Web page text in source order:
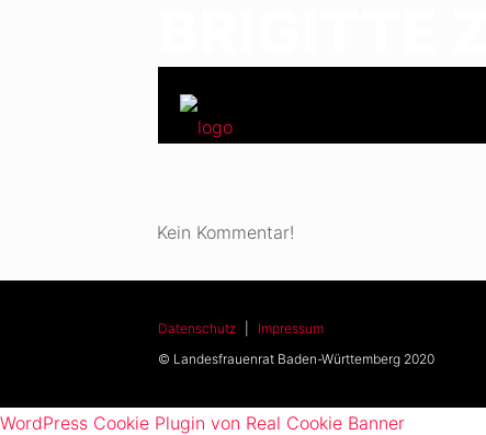
Kein Kommentar!
Datenschutz
Impressum
© Landesfrauenrat Baden-Württemberg 2020
WordPress Cookie Plugin von Real Cookie Banner